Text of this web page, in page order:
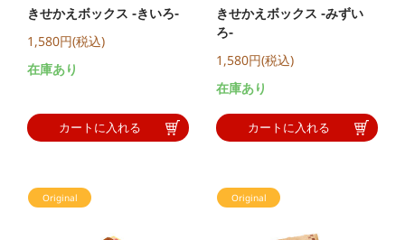
きせかえボックス -きいろ-
1,580円(税込)
在庫あり
カートに入れる
きせかえボックス -みずい
ろ-
1,580円(税込)
在庫あり
カートに入れる
Original Original